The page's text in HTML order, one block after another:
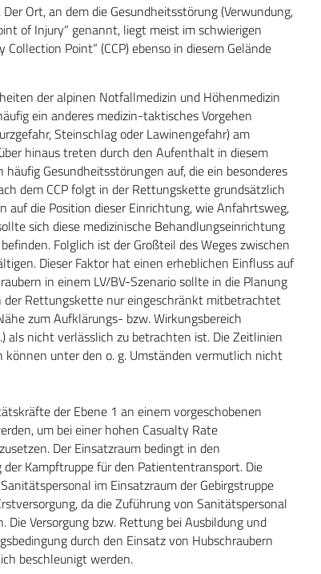
Ort, an dem die Gesundheitsstörung (Verwundung,
of Injury“ genannt, liegt meist im schwierigen
Point“ (CCP) ebenso in diesem Gelände
der alpinen Notfallmedizin und Höhenmedizin
ein anderes medizin-taktisches Vorgehen
Steinschlag oder Lawinengefahr) am
hinaus treten durch den Aufenthalt in diesem
Gesundheitsstörungen auf, die ein besonderes
dem CCP folgt in der Rettungskette grundsätzlich
die Position dieser Einrichtung, wie Anfahrtsweg,
sich diese medizinische Behandlungseinrichtung
Folglich ist der Großteil des Weges zwischen
Dieser Faktor hat einen erheblichen Einfluss auf
in einem LV/BV-Szenario sollte in die Planung
der Rettungskette nur eingeschränkt mitbetrachtet
zum Aufklärungs- bzw. Wirkungsbereich
als nicht verlässlich zu betrachten ist. Die Zeitlinien
unter den o. g. Umständen vermutlich nicht
der Ebene 1 an einem vorgeschobenen
um bei einer hohen Casualty Rate
Der Einsatzraum bedingt in den
Kampftruppe für den Patiententransport. Die
im Einsatzraum der Gebirgstruppe
da die Zuführung von Sanitätspersonal
Versorgung bzw. Rettung bei Ausbildung und
durch den Einsatz von Hubschraubern
beschleunigt werden.